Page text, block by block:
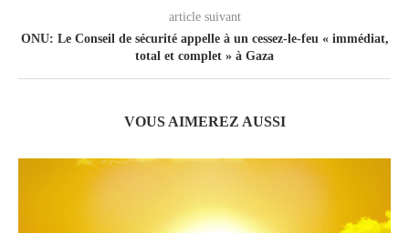
article suivant
ONU: Le Conseil de sécurité appelle à un cessez-le-feu « immédiat,
total et complet » à Gaza
VOUS AIMEREZ AUSSI